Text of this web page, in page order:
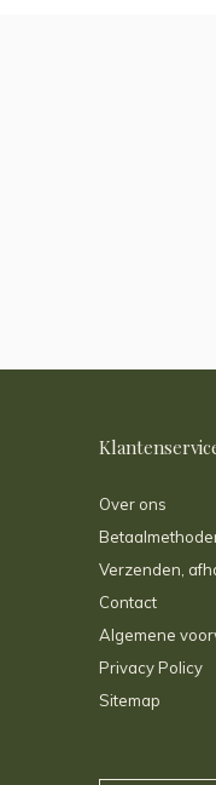
Over ons
Verzenden,
Contact
Algemene
Privacy Policy
Sitemap